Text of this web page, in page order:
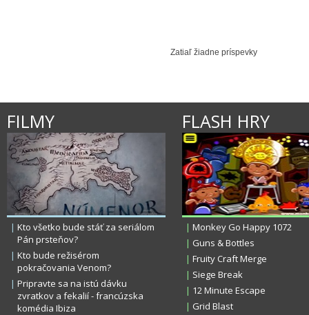
Zatiaľ žiadne príspevky
FILMY
| Kto všetko bude stáť za seriálom
Pán prsteňov?
| Kto bude režisérom
pokračovania Venom?
| Pripravte sa na istú dávku
zvratkov a fekalií - francúzska
komédia Ibiza
FLASH HRY
| Monkey Go Happy 1072
| Guns & Bottles
| Fruity Craft Merge
| Siege Break
| 12 Minute Escape
| Grid Blast